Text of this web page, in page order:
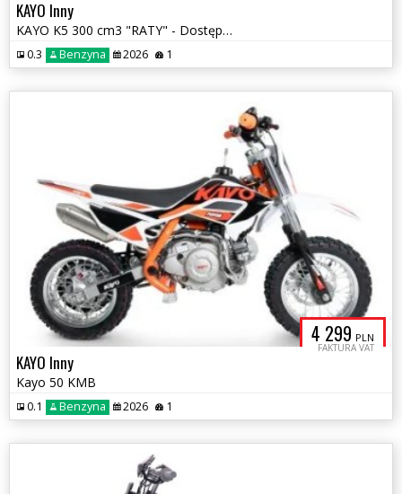
KAYO Inny
KAYO K5 300 cm3 "RATY" - Dostępny
0.3 Benzyna 2026 1
4 299 PLN
FAKTURA VAT
KAYO Inny
Kayo 50 KMB
0.1 Benzyna 2026 1